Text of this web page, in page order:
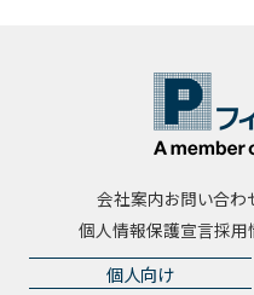
会社案内お問い合わ
個人情報保護宣言採用
個人向け